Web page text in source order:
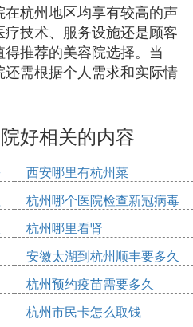
杭州地区均享有较高的声
技术、服务设施还是顾客
推荐的美容院选择。当
需根据个人需求和实际情
好相关的内容
西安哪里有杭州菜
杭州哪个医院检查新冠病毒
杭州哪里看肾
安徽太湖到杭州顺丰要多久
杭州预约疫苗需要多久
杭州市民卡怎么取钱